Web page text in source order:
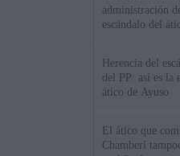
administración
escándalo del
Herencia del
del PP: así es la
ático de Ayuso
El ático que
Chamberí